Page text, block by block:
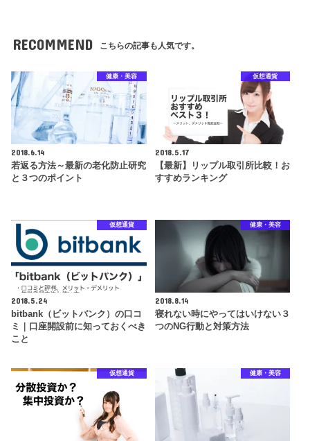
RECOMMEND こちらの記事も人気です。
健康・美容
2018.6.14
若返る方法～最新の老化防止研究
と３つのポイント
仮想通貨
2018.5.17
【最新】リップル取引所比較！お
すすめランキング
仮想通貨
2018.5.24
bitbank（ビットバンク）の口コ
ミ｜口座開設前に知っておくべき
こと
健康・美容
2018.8.14
寝れない時にやってはいけない３
つのNG行動と対策方法
仮想通貨 健康・美容